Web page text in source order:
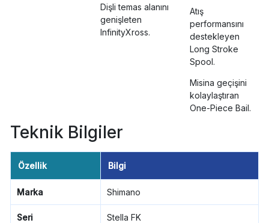
Dişli temas alanını
genişleten
InfinityXross.
Atış
performansını
destekleyen
Long Stroke
Spool.
Misina geçişini
kolaylaştıran
One-Piece Bail.
Teknik Bilgiler
Özellik Bilgi
Marka Shimano
Seri Stella FK